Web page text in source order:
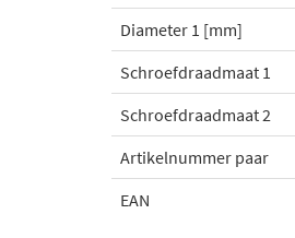
Diameter 1 [mm]
Schroefdraadmaat 1
Schroefdraadmaat 2
Artikelnummer paar
EAN